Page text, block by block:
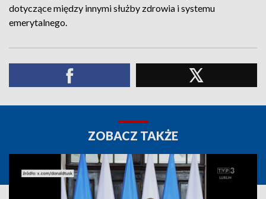
dotyczące między innymi służby zdrowia i systemu
emerytalnego.
ZOBACZ TAKŻE